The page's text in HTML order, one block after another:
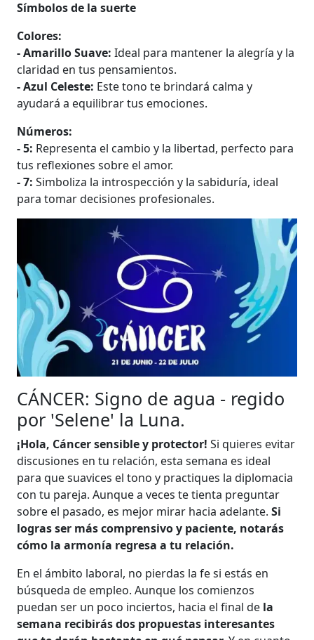
Símbolos de la suerte
Colores:
- Amarillo Suave:Ideal para mantener la alegría y la
claridad en tus pensamientos.
- Azul Celeste: Este tono te brindará calma y
ayudará a equilibrar tus emociones.
Números:
- 5: Representa el cambio y la libertad, perfecto para
tus reflexiones sobre el amor.
- 7: Simboliza la introspección y la sabiduría, ideal
para tomar decisiones profesionales.
CÁNCER: Signo de agua - regido
por 'Selene' la Luna.
¡Hola, Cáncer sensible y protector! Si quieres evitar
discusiones en tu relación, esta semana es ideal
para que suavices el tono y practiques la diplomacia
con tu pareja. Aunque a veces te tienta preguntar
sobre el pasado, es mejor mirar hacia adelante.Si
logras ser más comprensivo y paciente, notarás
cómo la armonía regresa a tu relación.
En el ámbito laboral, no pierdas la fe si estás en
búsqueda de empleo. Aunque los comienzos
puedan ser un poco inciertos, hacia el final de la
semana recibirás dos propuestas interesantes